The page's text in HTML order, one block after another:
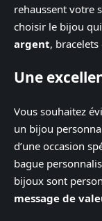
rehaussent votre
choisir le bijou
argent,
Une
Vous souhaitez
un bijou
d’une occasion
bague
bijoux sont
message de